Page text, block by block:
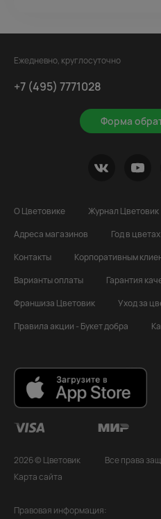
Ежедневно, круглосуточно
+7 (495) 7771028
Форма
О Цветовике Журнал Цветовик
Адреса магазинов
Год в
Контакты
Корпоративным
Варианты оплаты
Гарантия
Франшиза Цветовик
Уход за
Правила акции - Букет добра
2026 © Цветовик
Все права
Карта сайта
Правовая информация: